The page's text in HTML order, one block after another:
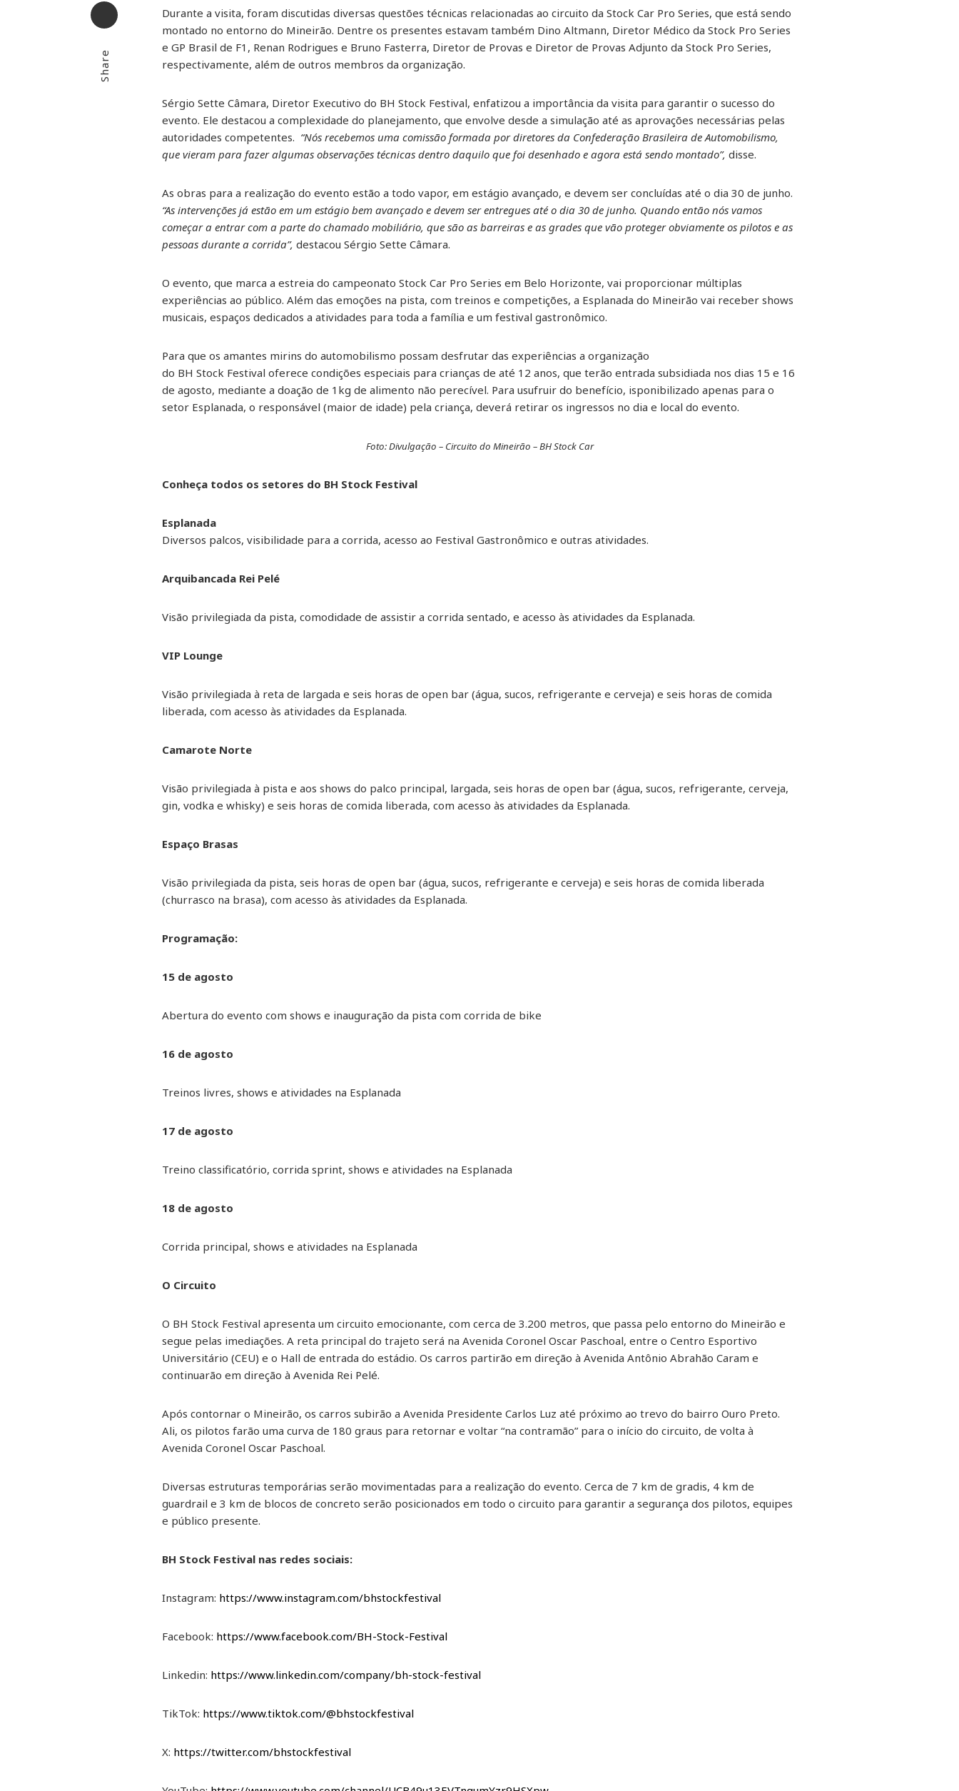
Email
Share
Durante a visita, foram discutidas diversas questões técnicas relacionadas ao circuito da Stock Car Pro Series, que está sendo
montado no entorno do Mineirão. Dentre os presentes estavam também Dino Altmann, Diretor Médico da Stock Pro Series
e GP Brasil de F1, Renan Rodrigues e Bruno Fasterra, Diretor de Provas e Diretor de Provas Adjunto da Stock Pro Series,
respectivamente, além de outros membros da organização.
Sérgio Sette Câmara, Diretor Executivo do BH Stock Festival, enfatizou a importância da visita para garantir o sucesso do
evento. Ele destacou a complexidade do planejamento, que envolve desde a simulação até as aprovações necessárias pelas
autoridades competentes. “Nós recebemos uma comissão formada por diretores da Confederação Brasileira de Automobilismo,
que vieram para fazer algumas observações técnicas dentro daquilo que foi desenhado e agora está sendo montado”, disse.
As obras para a realização do evento estão a todo vapor, em estágio avançado, e devem ser concluídas até o dia 30 de junho.
“As intervenções já estão em um estágio bem avançado e devem ser entregues até o dia 30 de junho. Quando então nós vamos
começar a entrar com a parte do chamado mobiliário, que são as barreiras e as grades que vão proteger obviamente os pilotos e as
pessoas durante a corrida”, destacou Sérgio Sette Câmara.
O evento, que marca a estreia do campeonato Stock Car Pro Series em Belo Horizonte, vai proporcionar múltiplas
experiências ao público. Além das emoções na pista, com treinos e competições, a Esplanada do Mineirão vai receber shows
musicais, espaços dedicados a atividades para toda a família e um festival gastronômico.
Para que os amantes mirins do automobilismo possam desfrutar das experiências a organização
do BH Stock Festival oferece condições especiais para crianças de até 12 anos, que terão entrada subsidiada nos dias 15 e 16
de agosto, mediante a doação de 1kg de alimento não perecível. Para usufruir do benefício, isponibilizado apenas para o
setor Esplanada, o responsável (maior de idade) pela criança, deverá retirar os ingressos no dia e local do evento.
Foto: Divulgação – Circuito do Mineirão – BH Stock Car
Conheça todos os setores do BH Stock Festival
Esplanada
Diversos palcos, visibilidade para a corrida, acesso ao Festival Gastronômico e outras atividades.
Arquibancada Rei Pelé
Visão privilegiada da pista, comodidade de assistir a corrida sentado, e acesso às atividades da Esplanada.
VIP Lounge
Visão privilegiada à reta de largada e seis horas de open bar (água, sucos, refrigerante e cerveja) e seis horas de comida
liberada, com acesso às atividades da Esplanada.
Camarote Norte
Visão privilegiada à pista e aos shows do palco principal, largada, seis horas de open bar (água, sucos, refrigerante, cerveja,
gin, vodka e whisky) e seis horas de comida liberada, com acesso às atividades da Esplanada.
Espaço Brasas
Visão privilegiada da pista, seis horas de open bar (água, sucos, refrigerante e cerveja) e seis horas de comida liberada
(churrasco na brasa), com acesso às atividades da Esplanada.
Programação:
15 de agosto
Abertura do evento com shows e inauguração da pista com corrida de bike
16 de agosto
Treinos livres, shows e atividades na Esplanada
17 de agosto
Treino classificatório, corrida sprint, shows e atividades na Esplanada
18 de agosto
Corrida principal, shows e atividades na Esplanada
O Circuito
O BH Stock Festival apresenta um circuito emocionante, com cerca de 3.200 metros, que passa pelo entorno do Mineirão e
segue pelas imediações. A reta principal do trajeto será na Avenida Coronel Oscar Paschoal, entre o Centro Esportivo
Universitário (CEU) e o Hall de entrada do estádio. Os carros partirão em direção à Avenida Antônio Abrahão Caram e
continuarão em direção à Avenida Rei Pelé.
Após contornar o Mineirão, os carros subirão a Avenida Presidente Carlos Luz até próximo ao trevo do bairro Ouro Preto.
Ali, os pilotos farão uma curva de 180 graus para retornar e voltar “na contramão” para o início do circuito, de volta à
Avenida Coronel Oscar Paschoal.
Diversas estruturas temporárias serão movimentadas para a realização do evento. Cerca de 7 km de gradis, 4 km de
guardrail e 3 km de blocos de concreto serão posicionados em todo o circuito para garantir a segurança dos pilotos, equipes
e público presente.
BH Stock Festival nas redes sociais:
Instagram: https://www.instagram.com/bhstockfestival
Facebook: https://www.facebook.com/BH-Stock-Festival
Linkedin: https://www.linkedin.com/company/bh-stock-festival
TikTok: https://www.tiktok.com/@bhstockfestival
X: https://twitter.com/bhstockfestival